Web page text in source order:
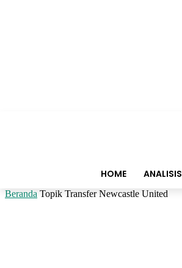
HOME ANALISIS
Beranda Topik Transfer Newcastle United